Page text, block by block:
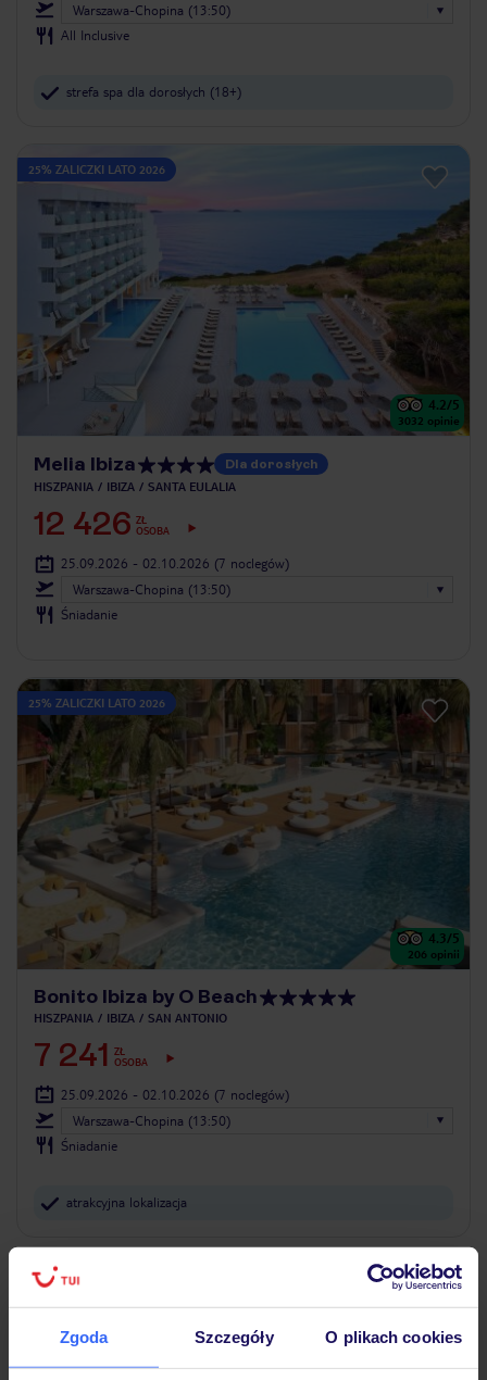
Zgoda Szczegóły O plikach cookies
Warszawa-Chopina (13:50)
All Inclusive
strefa spa dla dorosłych (18+)
25% ZALICZKI LATO 2026
4.2/5
3032 opinie
Melia Ibiza Dla dorosłych
HISZPANIA IBIZA SANTA EULALIA
12 426 ZŁ
OSOBA
25.09.2026 - 02.10.2026 (7 noclegów)
Warszawa-Chopina (13:50)
Śniadanie
25% ZALICZKI LATO 2026
4.3/5
206 opinii
Bonito Ibiza by O Beach
HISZPANIA IBIZA SAN ANTONIO
7 241
ZŁ
OSOBA
25.09.2026 - 02.10.2026 (7 noclegów)
Warszawa-Chopina (13:50)
Śniadanie
atrakcyjna lokalizacja
25% ZALICZKI LATO 2026